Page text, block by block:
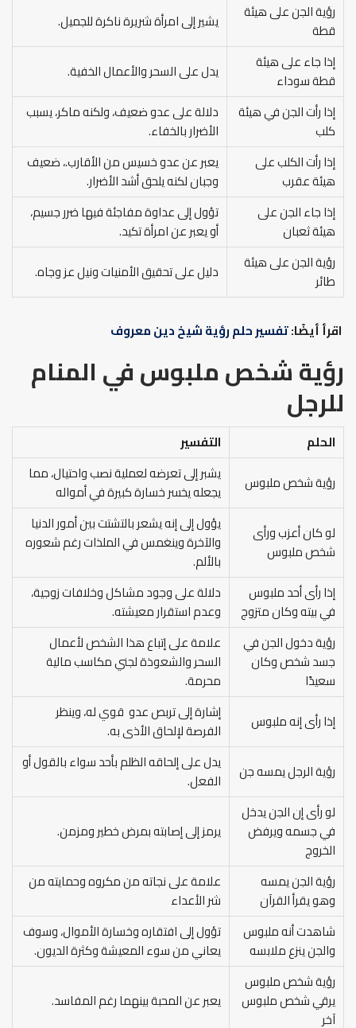
رؤية الجن على هيئة
قطة
يشير إلى امرأة شريرة ناكرة للجميل.
إذا جاء على هيئة
قطة سوداء
يدل على السحر والأعمال الخفية.
إذا رأت الجن في هيئة
كلب
دلالة على عدو ضعيف، ولكنه ماكر، يسبب
الأضرار بالخفاء.
إذا رأت الكلب على
هيئة عقرب
يعبر عن عدو خسيس من الأقارب.، ضعيف
وجبان لكنه يلحق أشد الأضرار.
إذا جاء الجن على
هيئة ثعبان
تؤول إلى عداوة مفاجئة فيها ضرر جسيم،
أو يعبر عن امرأة تكيد.
رؤية الجن على هيئة
طائر
دليل على تحقيق الأمنيات ونيل عز وجاه.
اقرأ أيضًا:تفسير حلم رؤية شيخ دين معروف
رؤية شخص ملبوس في المنام
للرجل
الحلم
التفسير
رؤية شخص ملبوس
يشبر إلى تعرضه لعملية نصب واحتيال، مما
يجعله يخسر خسارة كبيرة في أمواله
لو كان أعزب ورأى
شخص ملبوس
يؤول إلى إنه يشعر بالتشتت بين أمور الدنيا
والآخرة وينغمس في الملذات رغم شعوره
بالألم.
إذا رأى أحد ملبوس
في بيته وكان متزوج
دلالة على وجود مشاكل وخلافات زوجية،
وعدم استقرار معيشته.
رؤية دخول الجن في
جسد شخص وكان
سعيدًا
علامة على إتباع هذا الشخص لأعمال
السحر والشعوذة لجني مكاسب مالية
محرمة.
إذا رأى إنه ملبوس
إشارة إلى تربص عدو قوي له، وينظر
الفرصة لإلحاق الأذى به.
رؤية الرجل يمسه جن
يدل على إلحاقه الظلم بأحد سواء بالقول أو
الفعل.
لو رأى إن الجن يدخل
في جسمه ويرفض
الخروج
يرمز إلى إصابته بمرض خطير ومزمن.
رؤية الجن يمسه
وهو يقرأ القرآن
علامة على نجاته من مكروه وحمايته من
شر الأعداء
شاهدت أنه ملبوس
والجن ينزع ملابسه
تؤول إلى افتقاره وخسارة الأموال، وسوف
يعاني من سوء المعيشة وكثرة الديون.
رؤية شخص ملبوس
يرقي شخص ملبوس
آخر
يعبر عن المحبة بينهما رغم المفاسد.